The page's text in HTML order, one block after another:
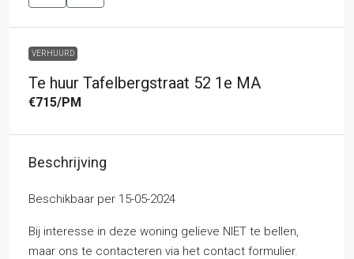
VERHUURD
Te huur Tafelbergstraat 52 1e MA
€715/PM
Beschrijving
Beschikbaar per 15-05-2024
Bij interesse in deze woning gelieve NIET te bellen,
maar ons te contacteren via het contact formulier.